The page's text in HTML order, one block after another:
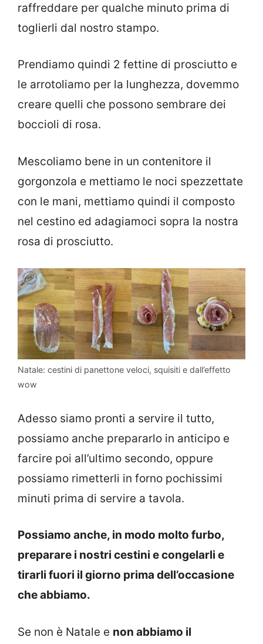
raffreddare per qualche minuto prima di
toglierli dal nostro stampo.
Prendiamo quindi 2 fettine di prosciutto e
le arrotoliamo per la lunghezza, dovemmo
creare quelli che possono sembrare dei
boccioli di rosa.
Mescoliamo bene in un contenitore il
gorgonzola e mettiamo le noci spezzettate
con le mani, mettiamo quindi il composto
nel cestino ed adagiamoci sopra la nostra
rosa di prosciutto.
Natale: cestini di panettone veloci, squisiti e dall’effetto
wow
Adesso siamo pronti a servire il tutto,
possiamo anche prepararlo in anticipo e
farcire poi all’ultimo secondo, oppure
possiamo rimetterli in forno pochissimi
minuti prima di servire a tavola.
Possiamo anche, in modo molto furbo,
preparare i nostri cestini e congelarli e
tirarli fuori il giorno prima dell’occasione
che abbiamo.
Se non è Natale e non abbiamo il